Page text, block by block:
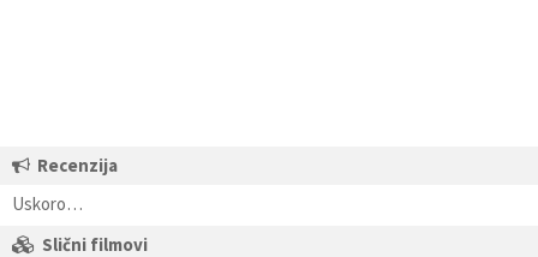
Recenzija
Uskoro…
Slični filmovi